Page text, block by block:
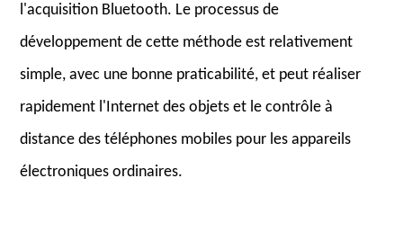
l'acquisition Bluetooth. Le processus de
développement de cette méthode est relativement
simple, avec une bonne praticabilité, et peut réaliser
rapidement l'Internet des objets et le contrôle à
distance des téléphones mobiles pour les appareils
électroniques ordinaires.